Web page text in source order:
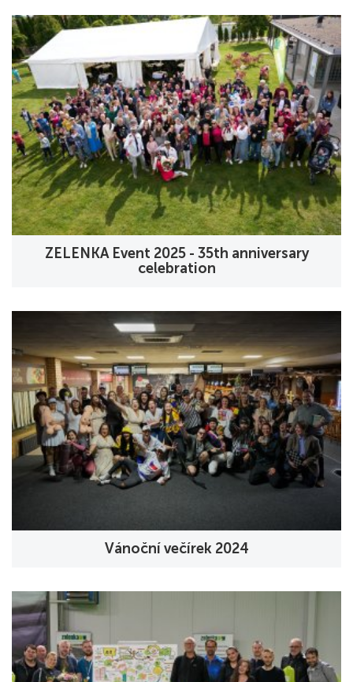
ZELENKA Event 2025 - 35th anniversary
celebration
Vánoční večírek 2024